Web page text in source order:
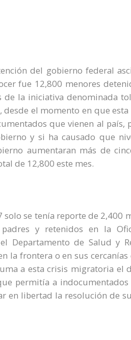
del gobierno federal
fue 12,800 menores
la iniciativa denominada
el momento en que
que vienen al país,
y si ha causado que
aumentaran más de
de 12,800 este mes.
se tenía reporte de 2,400
y retenidos en la
Departamento de Salud y
la frontera o en sus cercanías
a esta crisis migratoria el
permitía a
en libertad la resolución de